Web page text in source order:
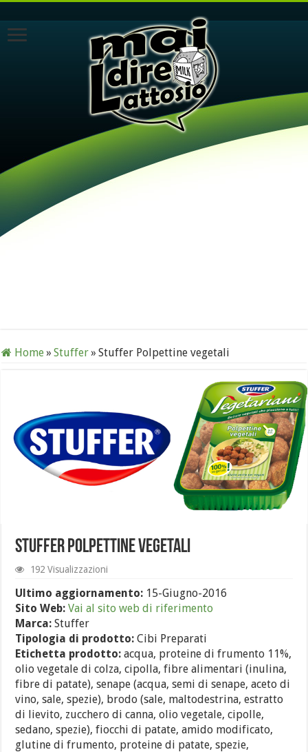
Home» Stuffer» Stuffer Polpettine vegetali
Stuffer Polpettine vegetali
192 Visualizzazioni
Ultimo aggiornamento: 15-Giugno-2016
Sito Web: Vai al sito web di riferimento
Marca: Stuffer
Tipologia di prodotto: Cibi Preparati
Etichetta prodotto: acqua, proteine di frumento 11%,
olio vegetale di colza, cipolla, fibre alimentari (inulina,
fibre di patate), senape (acqua, semi di senape, aceto di
vino, sale, spezie), brodo (sale, maltodestrina, estratto
di lievito, zucchero di canna, olio vegetale, cipolle,
sedano, spezie), fiocchi di patate, amido modificato,
glutine di frumento, proteine di patate, spezie,